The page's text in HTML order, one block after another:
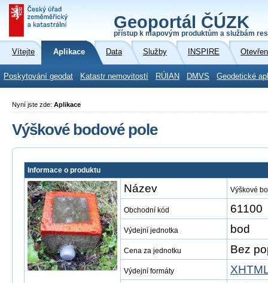
Geoportál ČÚZK
přístup k mapovým produktům a službám
Vítejte Aplikace Data Služby INSPIRE
Poskytování geodat Katastr nemovitostí RÚIAN DMVS Geodetické
Nyní jste zde: Aplikace
Výškové bodové pole
Informace o produktu
Název Výškové
Obchodní kód 61100
Výdejní jednotka bod
Cena za jednotku Bez
Výdejní formáty